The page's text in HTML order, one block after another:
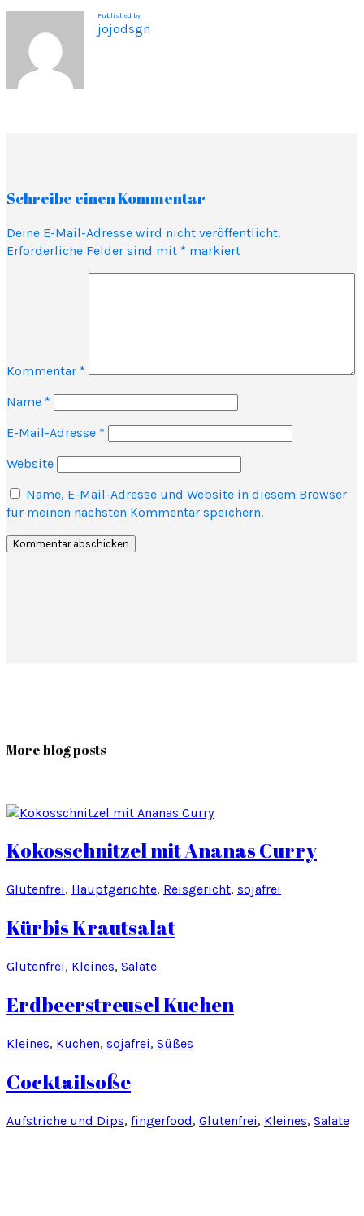
Published by
jojodsgn
Schreibe einen Kommentar
Deine E-Mail-Adresse wird nicht veröffentlicht.
Erforderliche Felder sind mit * markiert
Kommentar *
Name *
E-Mail-Adresse *
Website
Name, E-Mail-Adresse und Website in diesem Browser
für meinen nächsten Kommentar speichern.
More blog posts
Kokosschnitzel mit Ananas Curry
Glutenfrei, Hauptgerichte, Reisgericht, sojafrei
Kürbis Krautsalat
Glutenfrei, Kleines, Salate
Erdbeerstreusel Kuchen
Kleines, Kuchen, sojafrei, Süßes
Cocktailsoße
Aufstriche und Dips, fingerfood, Glutenfrei, Kleines, Salate